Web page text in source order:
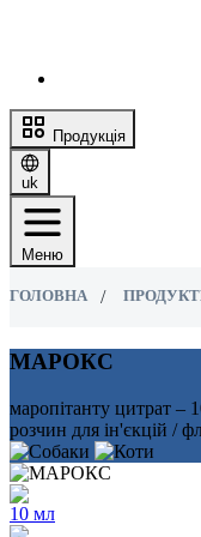
Продукція
uk
Меню
ГОЛОВНА
МАРОКС
маропітанту цитрат –
розчин для ін'єкцій /
10 мл